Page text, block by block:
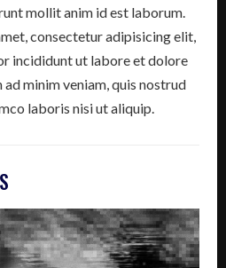
mollit anim id est laborum.
consectetur adipisicing elit,
incididunt ut labore et dolore
ad minim veniam, quis nostrud
laboris nisi ut aliquip.